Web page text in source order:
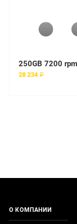
250GB 7200
28 234 ₽
О КОМПАНИИ